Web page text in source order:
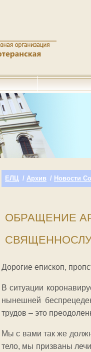
ЕЛЦ / Архив / Новости
ОБРАЩЕНИЕ
Дорогие епископ,
В ситуации
нынешней
трудов – это
Мы с вами так же
тело, мы призваны